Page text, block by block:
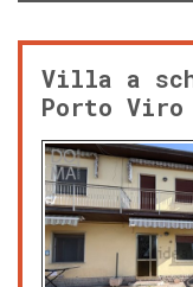
Villa a
Porto Viro